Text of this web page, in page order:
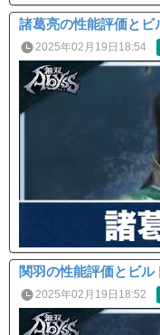
諸葛亮の性能評価とビ
2025年02月19日18:54
関羽の性能評価とビル
2025年02月19日18:52